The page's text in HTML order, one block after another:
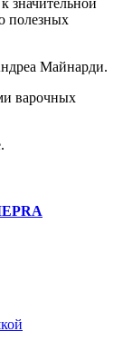
полезных
Майнарди.
варочных